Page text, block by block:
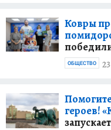
Ковры
ОБЩЕСТВО
героев!